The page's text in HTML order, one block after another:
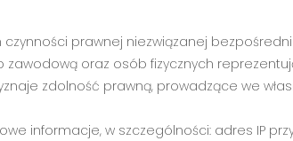
prawnej niezwiązanej
oraz osób fizycznych
zdolność prawną, prowadzące we
informacje, w szczególności: adres IP